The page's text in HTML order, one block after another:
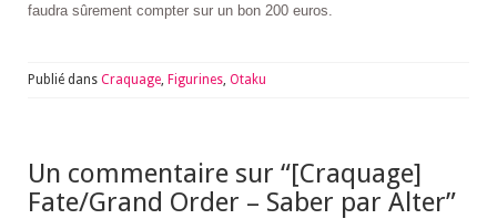
faudra sûrement compter sur un bon 200 euros.
Publié dans Craquage Figurines Otaku
Un commentaire sur “[Craquage]
Fate/Grand Order – Saber par Alter”